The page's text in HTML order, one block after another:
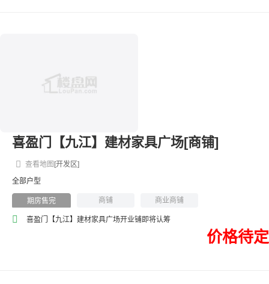
喜盈门【九江】建材家具广场[商铺]
[开发区]
查看地图
全部户型
期房售完 商铺 商业商铺
喜盈门【九江】建材家具广场开业铺即将认筹
价格待定